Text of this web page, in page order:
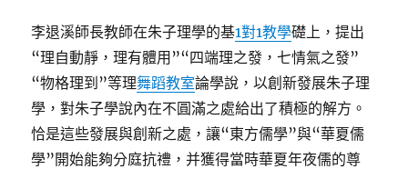
李退溪師長教師在朱子理學的基1對1教學礎上，提出
“理自動靜，理有體用”“四端理之發，七情氣之發”
“物格理到”等理舞蹈教室論學說，以創新發展朱子理
學，對朱子學說內在不圓滿之處給出了積極的解方。
恰是這些發展與創新之處，讓“東方儒學”與“華夏儒
學”開始能夠分庭抗禮，并獲得當時華夏年夜儒的尊